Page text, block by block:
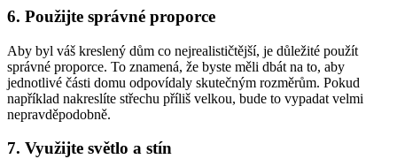
6. Použijte správné proporce
Aby byl váš kreslený dům co nejrealističtější, je důležité použít
správné proporce. To znamená, že byste měli dbát na to, aby
jednotlivé části domu odpovídaly skutečným rozměrům. Pokud
například nakreslíte střechu příliš velkou, bude to vypadat velmi
nepravděpodobně.
7. Využijte světlo a stín